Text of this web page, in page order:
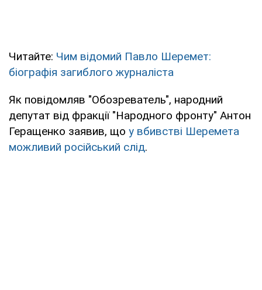
Читайте: Чим відомий Павло Шеремет:
біографія загиблого журналіста
Як повідомляв "Обозреватель", народний
депутат від фракції "Народного фронту" Антон
Геращенко заявив, що у вбивстві Шеремета
можливий російський слід.